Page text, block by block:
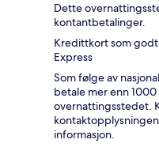
Dette
kontantbetalinger.
Kredittkort som
Express
Som følge av
betale mer enn
overnattingsstedet.
informasjon.